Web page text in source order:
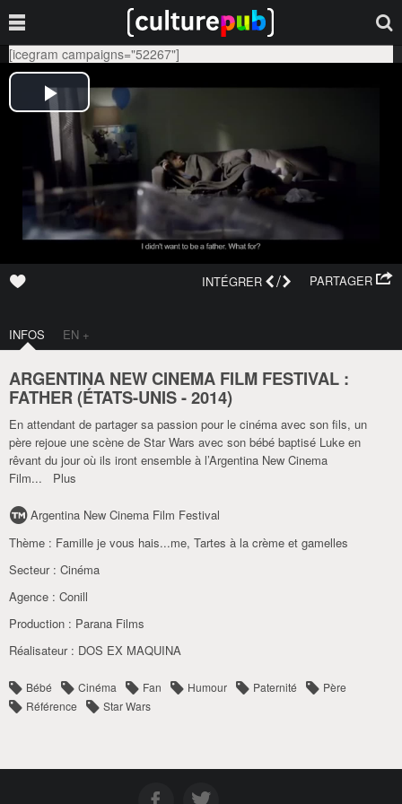
[icegram campaigns="52267"]
PARTAGER
INTÉGRER /
INFOS EN +
ARGENTINA NEW CINEMA FILM FESTIVAL :
FATHER (ÉTATS-UNIS-2014)
En attendant de partager sa passion pour le cinéma avec son fils, un
père rejoue une scène de Star Wars avec son bébé baptisé Luke en
rêvant du jour où ils iront ensemble à l’Argentina New Cinema
Film... Plus
Argentina New Cinema Film Festival
Thème : Famille je vous hais...me, Tartes à la crème et gamelles
Secteur : Cinéma
Agence : Conill
Production : Parana Films
Réalisateur : DOS EX MAQUINA
Bébé Cinéma Fan Humour Paternité
Père
Référence
Star Wars